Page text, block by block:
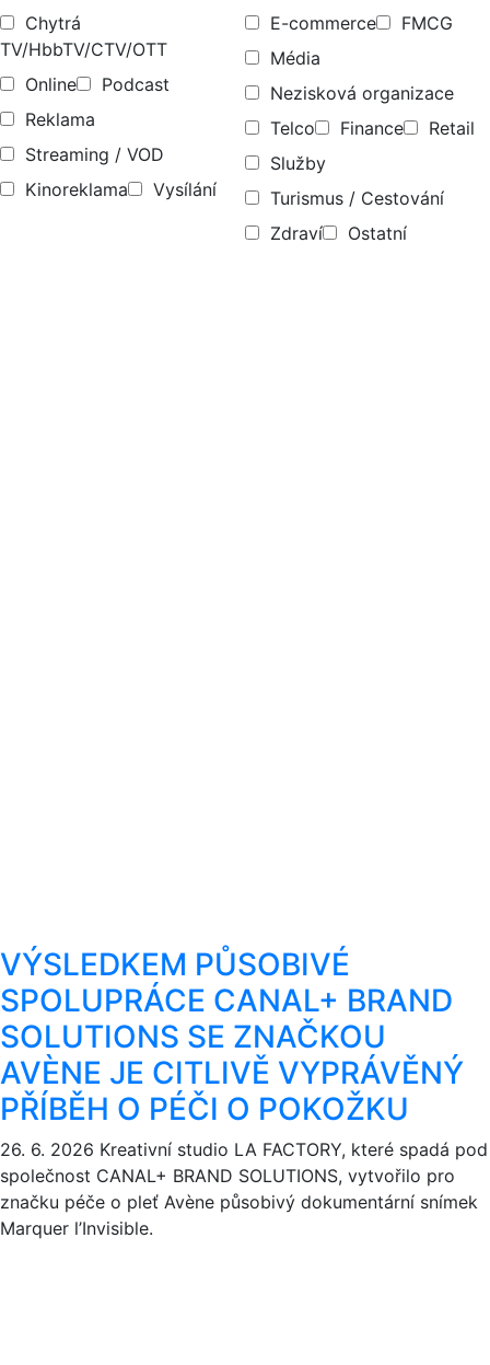
Chytrá
TV/HbbTV/CTV/OTT
Online
Podcast
Reklama
Streaming / VOD
Kinoreklama
Vysílání
E-commerce
FMCG
Média
Nezisková organizace
Telco
Finance
Retail
Služby
Turismus / Cestování
Zdraví
Ostatní
VÝSLEDKEM PŮSOBIVÉ
SPOLUPRÁCE CANAL+ BRAND
SOLUTIONS SE ZNAČKOU
AVÈNE JE CITLIVĚ VYPRÁVĚNÝ
PŘÍBĚH O PÉČI O POKOŽKU
26. 6. 2026 Kreativní studio LA FACTORY, které spadá pod
společnost CANAL+ BRAND SOLUTIONS, vytvořilo pro
značku péče o pleť Avène působivý dokumentární snímek
Marquer l’Invisible.